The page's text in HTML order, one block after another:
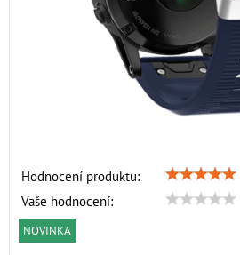
Hodnocení produktu:
Vaše hodnocení:
NOVINKA